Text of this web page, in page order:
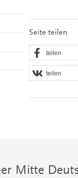
Seite teilen
teilen
teilen
Mitte